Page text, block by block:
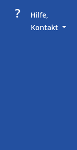
?
     Hilfe,
Kontakt